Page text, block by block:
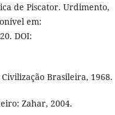
de Piscator. Urdimento,
em:
DOI:
Brasileira, 1968.
Zahar, 2004.